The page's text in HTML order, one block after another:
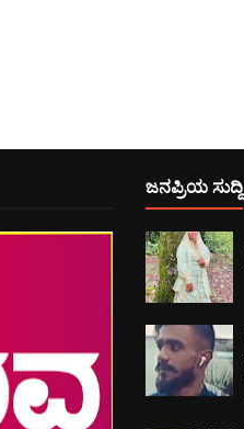
ಜನಪ್ರಿಯ ಸುದ್ದಿ